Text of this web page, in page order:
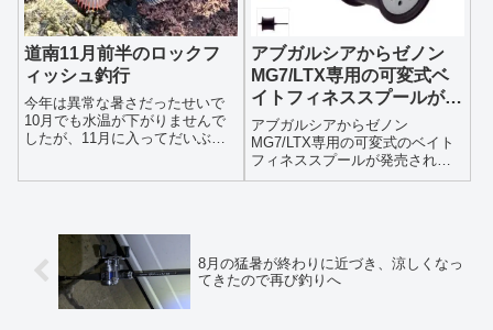
道南11月前半のロックフ
ィッシュ釣行
今年は異常な暑さだったせいで
10月でも水温が下がりませんで
したが、11月に入ってだいぶ水
し遠出して釣...
アブガルシアからゼノン
MG7/LTX専用の可変式ベ
イトフィネススプールが発
売、その性能に対する本音
アブガルシアからゼノン
MG7/LTX専用の可変式のベイト
フィネススプールが発売される
ようです。その名は「Abu works
8月の猛暑が終わりに近づき、涼しくなっ
てきたので再び釣りへ